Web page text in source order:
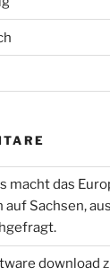
macht das
Sachsen,
download